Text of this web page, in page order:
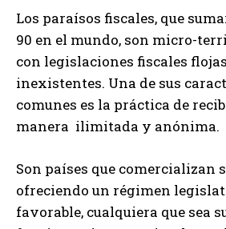
Los paraísos fiscales, que
90 en el mundo, son micro-
con legislaciones fiscales
inexistentes. Una de sus
comunes es la práctica de
manera ilimitada y anónima.
Son países que comercializan
ofreciendo un régimen
favorable, cualquiera que sea